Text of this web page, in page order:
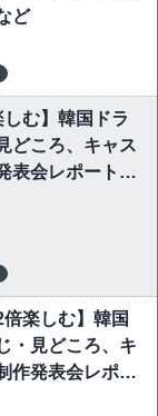
ど
しむ】韓国ドラ
どころ、キャス
表会レポートな
倍楽しむ】韓国
・見どころ、キ
作発表会レポー